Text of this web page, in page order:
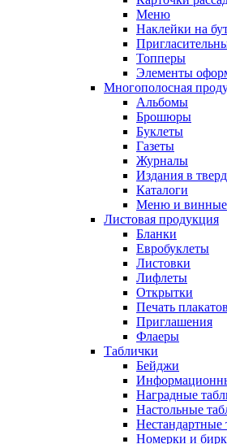
Меню
Наклейки на
Топперы
Элементы
Многополосная
Альбомы
Брошюры
Буклеты
Газеты
Журналы
Издания в
Каталоги
Меню и винные
Листовая продукция
Бланки
Евробуклеты
Листовки
Лифлеты
Открытки
Печать плакатов
Приглашения
Флаеры
Таблички
Бейджи
Наградные
Настольные
Нестандартные
Номерки и